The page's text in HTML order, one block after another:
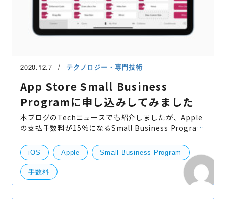
2020.12.7 テクノロジー・専門技術
App Store Small Business
Programに申し込みしてみました
本ブログのTechニュースでも紹介しましたが、Apple
の支払手数料が15％になるSmall Business Program
してみました。 作業自体はさくっと終わりますので、
条件に
iOS Apple Small Business Program
手数料